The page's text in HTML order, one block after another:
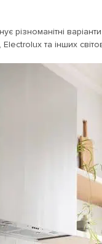
різноманітні
та інших